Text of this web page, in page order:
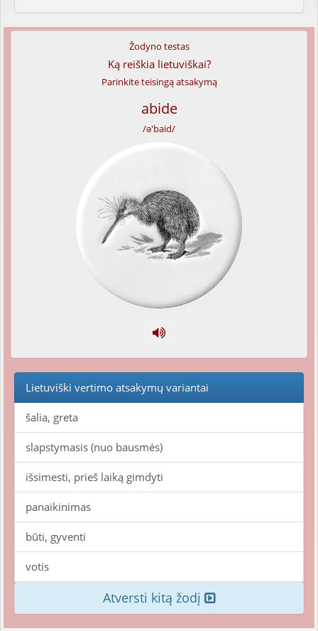
Žodyno testas
Ką reiškia lietuviškai?
Parinkite teisingą atsakymą
abide
/ə'baid/
Lietuviški vertimo atsakymų variantai
šalia, greta
slapstymasis (nuo bausmės)
išsimesti, prieš laiką gimdyti
panaikinimas
būti, gyventi
votis
Atversti kitą žodį